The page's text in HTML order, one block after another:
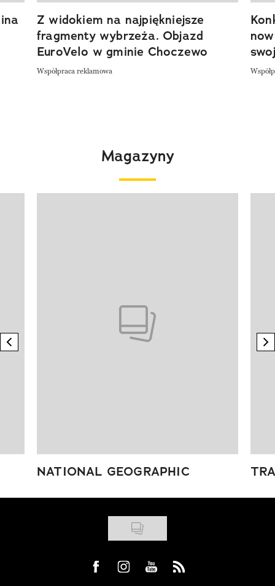
Z widokiem na najpiękniejsze
fragmenty wybrzeża. Objazd
EuroVelo w gminie Choczewo
Współpraca reklamowa
Magazyny
previous element
NATIONAL GEOGRAPHIC
Visit us on Facebook
Visit us on Instagram
Visit us on Youtube
Visit us on Rss